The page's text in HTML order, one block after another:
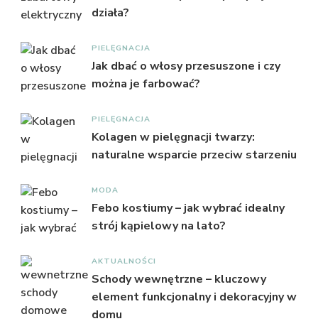
działa?
PIELĘGNACJA
Jak dbać o włosy przesuszone i czy
można je farbować?
PIELĘGNACJA
Kolagen w pielęgnacji twarzy:
naturalne wsparcie przeciw starzeniu
MODA
Febo kostiumy – jak wybrać idealny
strój kąpielowy na lato?
AKTUALNOŚCI
Schody wewnętrzne – kluczowy
element funkcjonalny i dekoracyjny w
domu